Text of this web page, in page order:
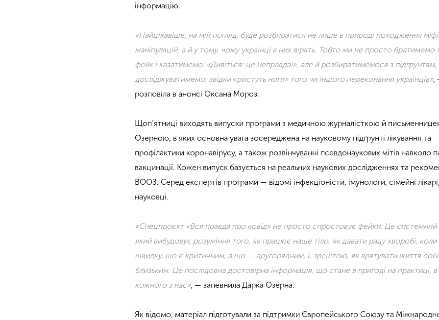
інформацію.
«Найцікавіше, на мій погляд, буде розбиратися не лише в природі походження
маніпуляцій, а й у тому, чому українці в них вірять. Тобто ми не просто братимемо
фейк і казатимемо: «Дивіться: це неправда!», але й розбиратимемося з підґрунтям,
досліджуватимемо, звідки «ростуть ноги» того чи іншого переконання українців»,
розповіла в анонсі Оксана Мороз.
Щоп’ятниці виходять випуски програми з медичною журналісткою й
Озерною, в яких основна увага зосереджена на науковому підґрунті лікування та
профілактики коронавірусу, а також розвінчуванні псевдонаукових мітів навколо
вакцинації. Кожен випуск базується на реальних наукових дослідженнях та
ВООЗ. Серед експертів програми — відомі інфекціоністи, імунологи, сімейні лікарі,
науковці.
«Спецпроєкт «Вся правда про ковід» не просто спростовує фейки. Це системний
який вибудовує розуміння того, як працює наше тіло, як давати раду хворобі, коли
швидку, що є критичним, а що — другорядним, і, зрештою, як врятувати життя
близьким. Це послідовна достовірна інформація, що стане в пригоді на практиці, в
кожного з нас», — запевнила Дарка Озерна.
Як відомо, матеріал підготували за підтримки Європейського Союзу та